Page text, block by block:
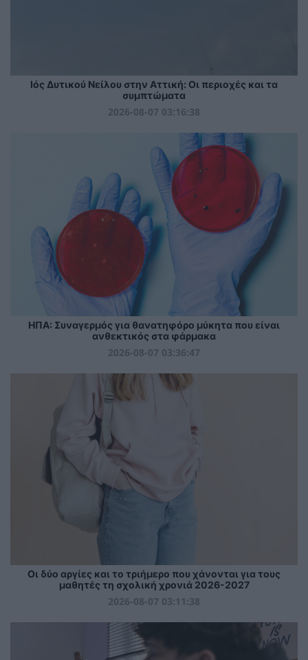
Ιός Δυτικού Νείλου στην Αττική: Οι περιοχές και τα
συμπτώματα
2026-08-07 03:16:38
ΗΠΑ: Συναγερμός για θανατηφόρο μύκητα που είναι
ανθεκτικός στα φάρμακα
2026-08-07 03:36:47
Οι δύο αργίες και το τριήμερο που χάνονται για τους
μαθητές τη σχολική χρονιά 2026-2027
2026-08-07 03:11:38